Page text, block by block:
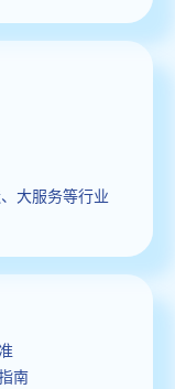
大服务等行业
南